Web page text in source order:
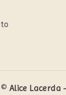
Alice